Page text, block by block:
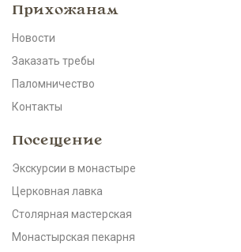
Прихожанам
Новости
Заказать требы
Паломничество
Контакты
Посещение
Экскурсии в монастыре
Церковная лавка
Столярная мастерская
Монастырская пекарня